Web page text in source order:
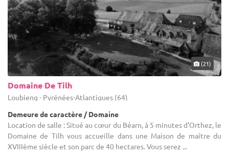
(21)
Domaine De Tilh
Loubieng - Pyrénées-Atlantiques (64)
Demeure de caractère / Domaine
Location de salle : Situé au cœur du Béarn, à 5 minutes d'Orthez, le
Domaine de Tilh vous accueille dans une Maison de maître du
XVIIIème siècle et son parc de 40 hectares. Vous serez ...